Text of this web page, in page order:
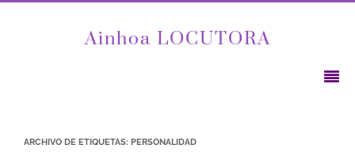
Ainhoa LOCUTORA
ARCHIVO DE ETIQUETAS: PERSONALIDAD